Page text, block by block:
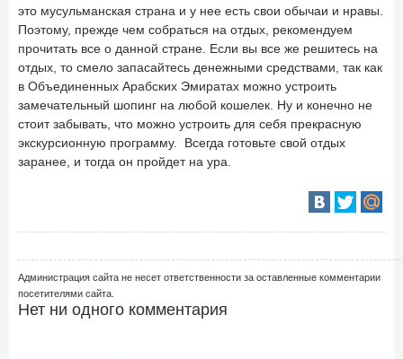
это мусульманская страна и у нее есть свои обычаи и нравы.
Поэтому, прежде чем собраться на отдых, рекомендуем
прочитать все о данной стране. Если вы все же решитесь на
отдых, то смело запасайтесь денежными средствами, так как
в Объединенных Арабских Эмиратах можно устроить
замечательный шопинг на любой кошелек. Ну и конечно не
стоит забывать, что можно устроить для себя прекрасную
экскурсионную программу. Всегда готовьте свой отдых
заранее, и тогда он пройдет на ура.
Администрация сайта не несет ответственности за оставленные комментарии
посетителями сайта.
Нет ни одного комментария